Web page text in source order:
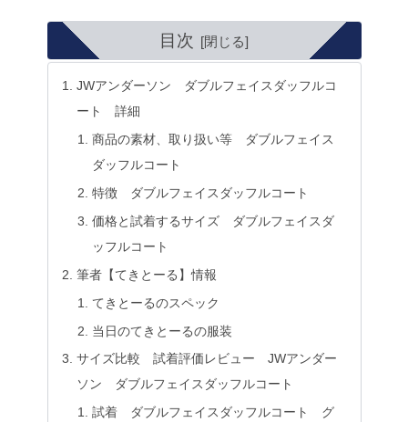
目次
JWアンダーソン ダブルフェイスダッフルコ
ート 詳細
商品の素材、取り扱い等 ダブルフェイス
ダッフルコート
特徴 ダブルフェイスダッフルコート
価格と試着するサイズ ダブルフェイスダ
ッフルコート
筆者【てきとーる】情報
てきとーるのスペック
当日のてきとーるの服装
サイズ比較 試着評価レビュー JWアンダー
ソン ダブルフェイスダッフルコート
試着 ダブルフェイスダッフルコート グ